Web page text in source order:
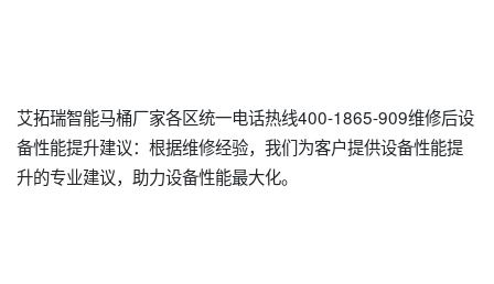
艾拓瑞智能马桶厂家各区统一电话热线400-1865-909维修后设
备性能提升建议：根据维修经验，我们为客户提供设备性能提
升的专业建议，助力设备性能最大化。